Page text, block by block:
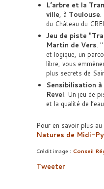
L’arbre et la
ville, à Toulouse.
du Château du
Jeu de piste
Martin de Vers.
et logique, un
libre, vous
plus secrets de
Sensibilisation à
Revel. Un jeu de
et la qualité de
Pour en savoir plus
Natures de Midi-
Crédit image : Conseil
Tweeter